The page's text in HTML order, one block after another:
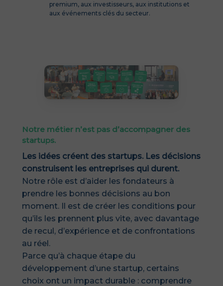
premium, aux investisseurs, aux institutions et
aux événements clés du secteur.
Notre métier n’est pas d’accompagner des
startups.
Les idées créent des startups. Les décisions
construisent les entreprises qui durent.
Notre rôle est d’aider les fondateurs à
prendre les bonnes décisions au bon
moment. Il est de créer les conditions pour
qu’ils les prennent plus vite, avec davantage
de recul, d’expérience et de confrontations
au réel.
Parce qu’à chaque étape du
développement d’une startup, certains
choix ont un impact durable : comprendre